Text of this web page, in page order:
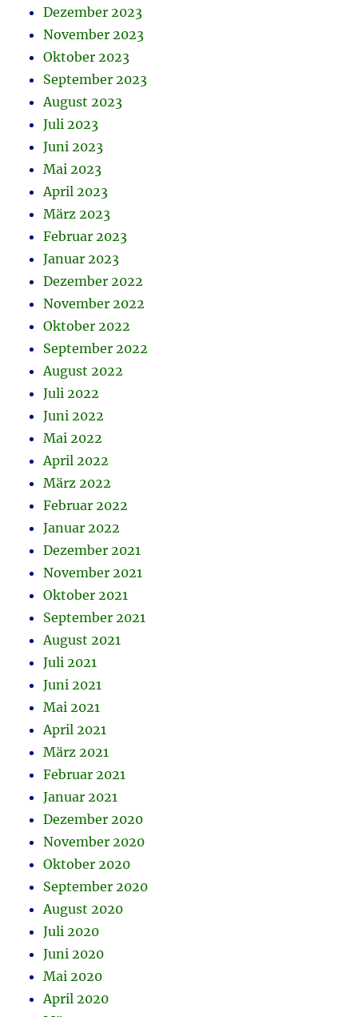
Dezember 2023
November 2023
Oktober 2023
September 2023
August 2023
Juli 2023
Juni 2023
Mai 2023
April 2023
März 2023
Februar 2023
Januar 2023
Dezember 2022
November 2022
Oktober 2022
September 2022
August 2022
Juli 2022
Juni 2022
Mai 2022
April 2022
März 2022
Februar 2022
Januar 2022
Dezember 2021
November 2021
Oktober 2021
September 2021
August 2021
Juli 2021
Juni 2021
Mai 2021
April 2021
März 2021
Februar 2021
Januar 2021
Dezember 2020
November 2020
Oktober 2020
September 2020
August 2020
Juli 2020
Juni 2020
Mai 2020
April 2020